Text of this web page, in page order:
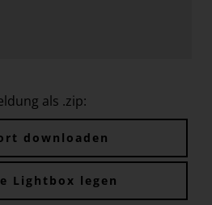
als .zip:
downloaden
Lightbox legen